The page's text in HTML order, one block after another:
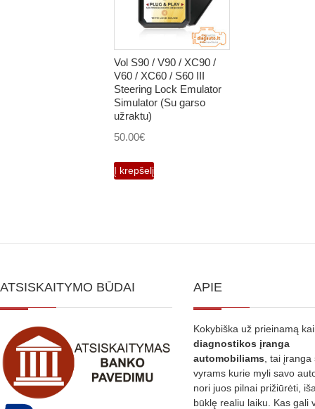
Vol S90 / V90 / XC90 /
V60 / XC60 / S60 III
Steering Lock Emulator
Simulator (Su garso
užraktu)
50.00€
Į krepšelį
ATSISKAITYMO BŪDAI APIE
Kokybiška už prieinamą
diagnostikos įranga
automobiliams , tai
vyrams kurie myli savo
nori juos pilnai prižiūrėti,
būklę realiu laiku. Kas gali